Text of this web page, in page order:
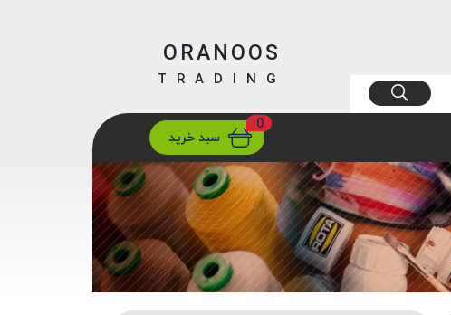
ارسالتهران/ تهران
ORANOOS
TRADING
0
سبد خرید